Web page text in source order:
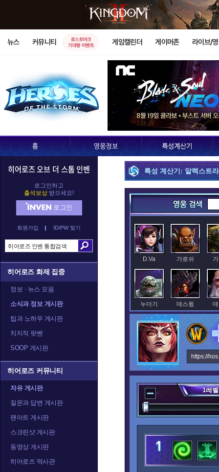
뉴스 커뮤니티
로스트아크
기대평 이벤트
게임캘린더 게이머존 라이브/
히어로즈 오브 더 스톰 인벤
로그인하고
출석보상 받으세요!
로그인
회원가입 ID/PW 찾기
히어로즈 화제 집중
정보 · 뉴스 모음
소식과 정보 게시판
팁과 노하우 게시판
치지직 팟벤
SOOP 게시판
히어로즈 커뮤니티
자유 게시판
질문과 답변 게시판
팬아트 게시판
스크린샷 게시판
동영상 게시판
히어로즈 역사관
특성 계산기: 알렉스트
D.Va 가로쉬
누더기 데스윙
레오릭 레이너
말티엘 말퓨리온
발라 발리라 블
https://
1레벨